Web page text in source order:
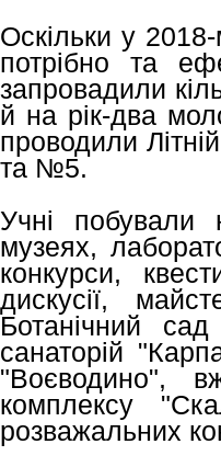
Оскільки у 2018-
потрібно та
запровадили
й на рік-два
проводили
та №5.
Учні побували
музеях,
конкурси,
дискусії,
Ботанічний
санаторій
"Воєводино",
комплексу
розважальних